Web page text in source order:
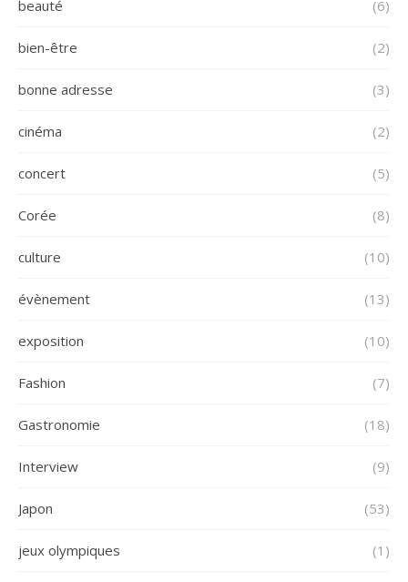
beauté (6)
bien-être (2)
bonne adresse (3)
cinéma (2)
concert (5)
Corée (8)
culture (10)
évènement (13)
exposition (10)
Fashion (7)
Gastronomie (18)
Interview (9)
Japon (53)
jeux olympiques (1)